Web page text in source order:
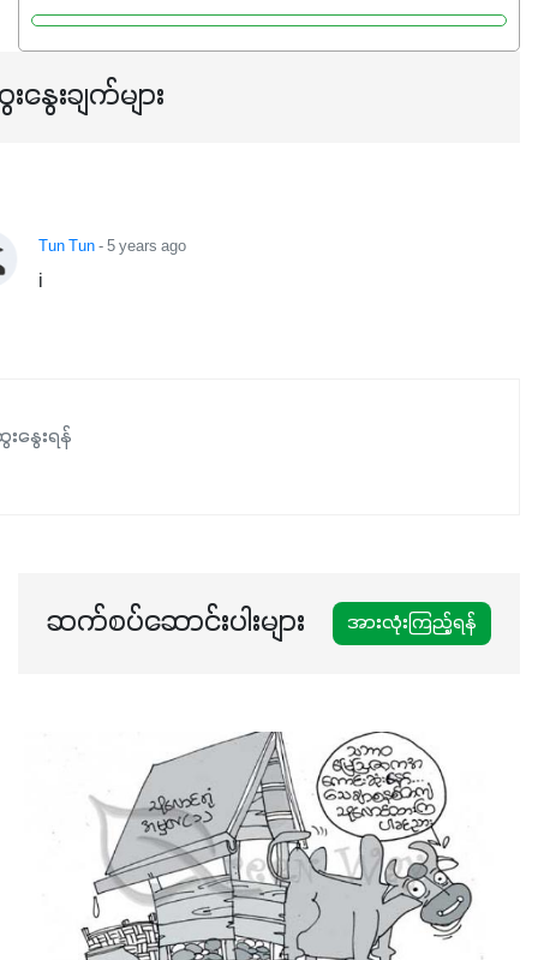
အရသာ ပိုမိုကောင်းမွန်စေဖို့အတွက် လိုအပ်တဲ့အာဟာရဓာတ်
ဖြစ်ပါတယ်။ ဟူးမစ်အက်စစ်ပါဝင်ပေါင်းစပ်ထားတဲ့အတွက်
နှံစားသီးနှံများ၊ပဲအမျိုးမျိုး၊ဟင်းသီးဟင်းရွက်နဲ့ ဥယျာဉ်ခြံသီးနှံ
အားလုံးမှာ အသုံးပြုနိုင်တယ်ဆိုတော့ တစ်မျိုးတည်းနဲ့ အားလုံး
နွေးချက်များ
Tun Tun- 5 years ago
i
နွေးရန်
ဆက်စပ်ဆောင်းပါးများ အားလုံးကြည့်ရန်